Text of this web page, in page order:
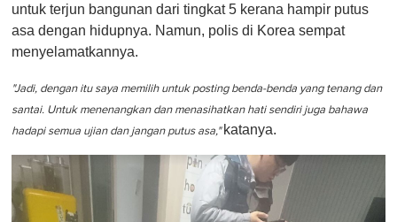
untuk terjun bangunan dari tingkat 5 kerana hampir putus
asa dengan hidupnya. Namun, polis di Korea sempat
menyelamatkannya.
"Jadi, dengan itu saya memilih untuk posting benda-benda yang tenang dan
santai. Untuk menenangkan dan menasihatkan hati sendiri juga bahawa
hadapi semua ujian dan jangan putus asa," katanya.